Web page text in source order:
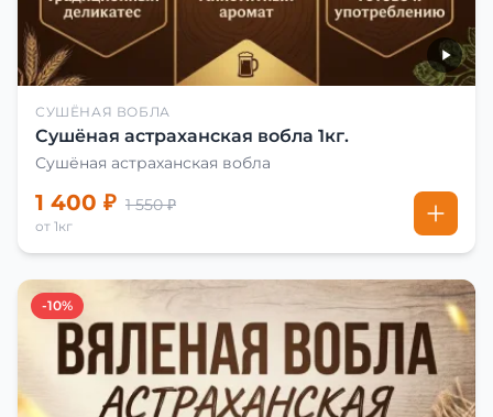
СУШЁНАЯ ВОБЛА
Сушёная астраханская вобла 1кг.
Сушёная астраханская вобла
1 400 ₽ 1 550 ₽
от 1кг
-10%